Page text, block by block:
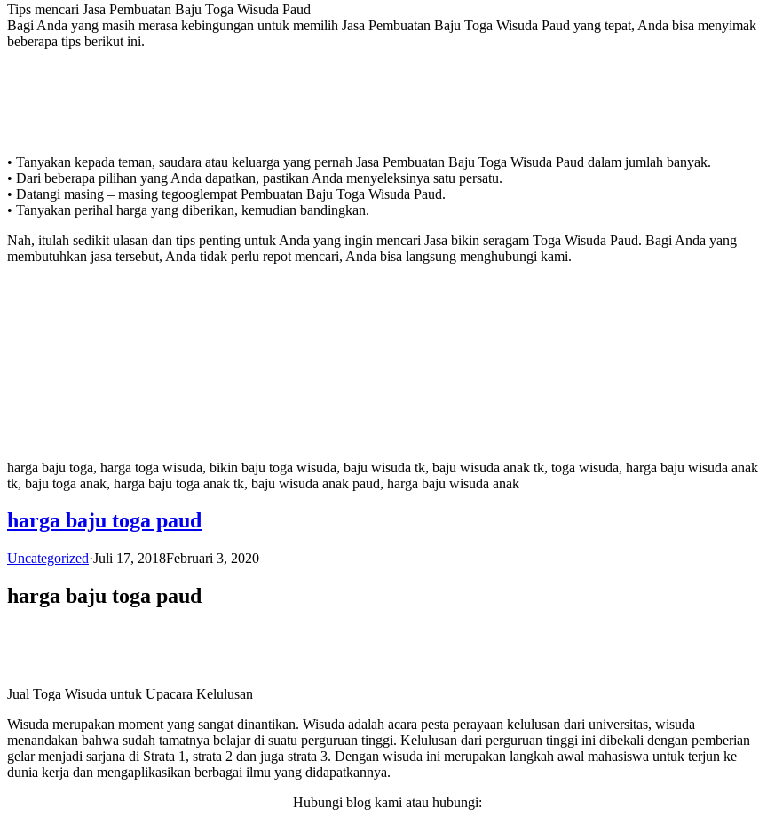
Tips mencari Jasa Pembuatan Baju Toga Wisuda Paud
Bagi Anda yang masih merasa kebingungan untuk memilih Jasa Pembuatan Baju Toga Wisuda Paud yang tepat, Anda bisa menyimak
beberapa tips berikut ini.
• Tanyakan kepada teman, saudara atau keluarga yang pernah Jasa Pembuatan Baju Toga Wisuda Paud dalam jumlah banyak.
• Dari beberapa pilihan yang Anda dapatkan, pastikan Anda menyeleksinya satu persatu.
• Datangi masing – masing tegooglempat Pembuatan Baju Toga Wisuda Paud.
• Tanyakan perihal harga yang diberikan, kemudian bandingkan.
Nah, itulah sedikit ulasan dan tips penting untuk Anda yang ingin mencari Jasa bikin seragam Toga Wisuda Paud. Bagi Anda yang
membutuhkan jasa tersebut, Anda tidak perlu repot mencari, Anda bisa langsung menghubungi kami.
harga baju toga, harga toga wisuda, bikin baju toga wisuda, baju wisuda tk, baju wisuda anak tk, toga wisuda, harga baju wisuda anak
tk, baju toga anak, harga baju toga anak tk, baju wisuda anak paud, harga baju wisuda anak
harga baju toga paud
Uncategorized·Juli 17, 2018Februari 3, 2020
harga baju toga paud
Jual Toga Wisuda untuk Upacara Kelulusan
Wisuda merupakan moment yang sangat dinantikan. Wisuda adalah acara pesta perayaan kelulusan dari universitas, wisuda
menandakan bahwa sudah tamatnya belajar di suatu perguruan tinggi. Kelulusan dari perguruan tinggi ini dibekali dengan pemberian
gelar menjadi sarjana di Strata 1, strata 2 dan juga strata 3. Dengan wisuda ini merupakan langkah awal mahasiswa untuk terjun ke
dunia kerja dan mengaplikasikan berbagai ilmu yang didapatkannya.
Hubungi blog kami atau hubungi: